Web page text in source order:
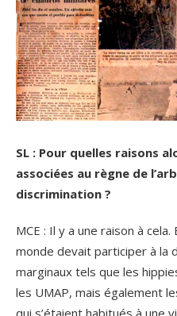
SL : Pour quelles raisons
associées au règne de
discrimination ?
MCE : Il y a une raison à
monde devait participer à la
marginaux tels que les
les UMAP, mais également
qui s’étaient habitués à une